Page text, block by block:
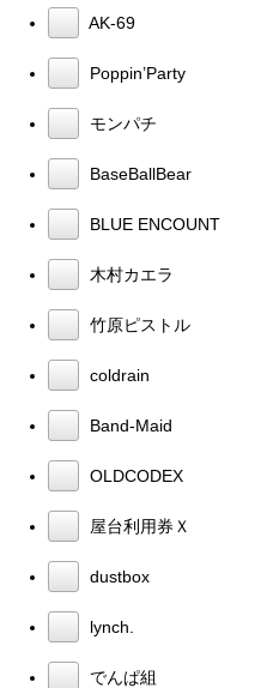
AK-69
Poppin’Party
モンパチ
BaseBallBear
BLUE ENCOUNT
木村カエラ
竹原ピストル
coldrain
Band-Maid
OLDCODEX
屋台利用券Ｘ
dustbox
lynch.
でんぱ組